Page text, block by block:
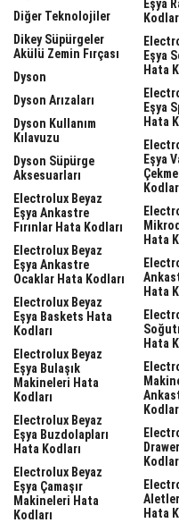
Diğer Teknolojiler
Dikey Süpürgeler
Akülü Zemin Fırçası
Dyson
Dyson Arızaları
Dyson Kullanım
Kılavuzu
Dyson Süpürge
Aksesuarları
Electrolux Beyaz
Eşya Ankastre
Fırınlar Hata Kodları
Electrolux Beyaz
Eşya Ankastre
Ocaklar Hata Kodları
Electrolux Beyaz
Eşya Baskets Hata
Kodları
Electrolux Beyaz
Eşya Bulaşık
Makineleri Hata
Kodları
Electrolux Beyaz
Eşya Buzdolapları
Hata Kodları
Electrolux Beyaz
Eşya Çamaşır
Makineleri Hata
Kodları
Eşya
Eşya
Hata
Eşya
Hata
Eşya
Hata
Hata
Hata
Hata